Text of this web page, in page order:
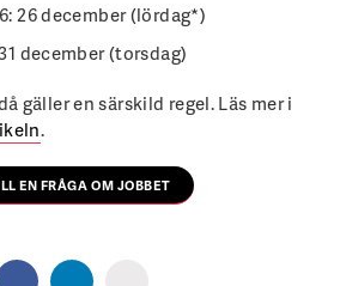
26 december (lördag*)
december (torsdag)
gäller en särskild regel. Läs mer i
.
EN FRÅGA OM JOBBET